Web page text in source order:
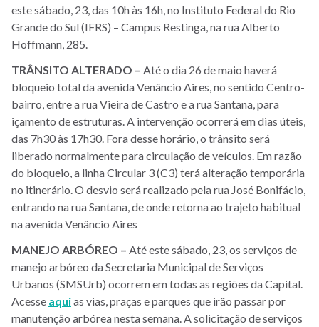
este sábado, 23, das 10h às 16h, no Instituto Federal do Rio
Grande do Sul (IFRS) – Campus Restinga, na rua Alberto
Hoffmann, 285.
TRÂNSITO ALTERADO – Até o dia 26 de maio haverá
bloqueio total da avenida Venâncio Aires, no sentido Centro-
bairro, entre a rua Vieira de Castro e a rua Santana, para
içamento de estruturas. A intervenção ocorrerá em dias úteis,
das 7h30 às 17h30. Fora desse horário, o trânsito será
liberado normalmente para circulação de veículos. Em razão
do bloqueio, a linha Circular 3 (C3) terá alteração temporária
no itinerário. O desvio será realizado pela rua José Bonifácio,
entrando na rua Santana, de onde retorna ao trajeto habitual
na avenida Venâncio Aires
MANEJO ARBÓREO – Até este sábado, 23, os serviços de
manejo arbóreo da Secretaria Municipal de Serviços
Urbanos (SMSUrb) ocorrem em todas as regiões da Capital.
Acesse aquias vias, praças e parques que irão passar por
manutenção arbórea nesta semana. A solicitação de serviços